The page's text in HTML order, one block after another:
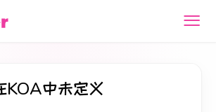
KOA中未定义